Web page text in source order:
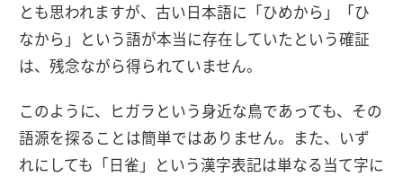
とも思われますが、古い日本語に「ひめから」「ひ
なから」という語が本当に存在していたという確証
は、残念ながら得られていません。
このように、ヒガラという身近な鳥であっても、その
語源を探ることは簡単ではありません。また、いず
れにしても「日雀」という漢字表記は単なる当て字に